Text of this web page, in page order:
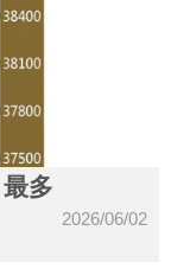
多
2026/06/02